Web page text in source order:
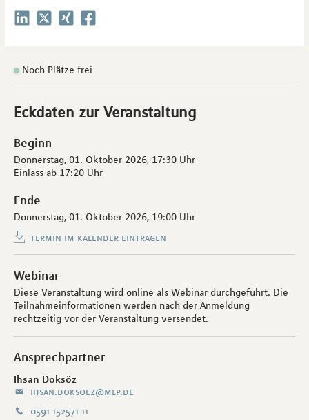
Noch Plätze frei
Eckdaten zur Veranstaltung
Beginn
Donnerstag, 01. Oktober 2026, 17:30 Uhr
Einlass ab 17:20 Uhr
Ende
Donnerstag, 01. Oktober 2026, 19:00 Uhr
termin im kalender eintragen
Webinar
Diese Veranstaltung wird online als Webinar durchgeführt. Die
Teilnahmeinformationen werden nach der Anmeldung
rechtzeitig vor der Veranstaltung versendet.
Ansprechpartner
Ihsan Doksöz
ihsan.doksoez@mlp.de
0591 152571 11